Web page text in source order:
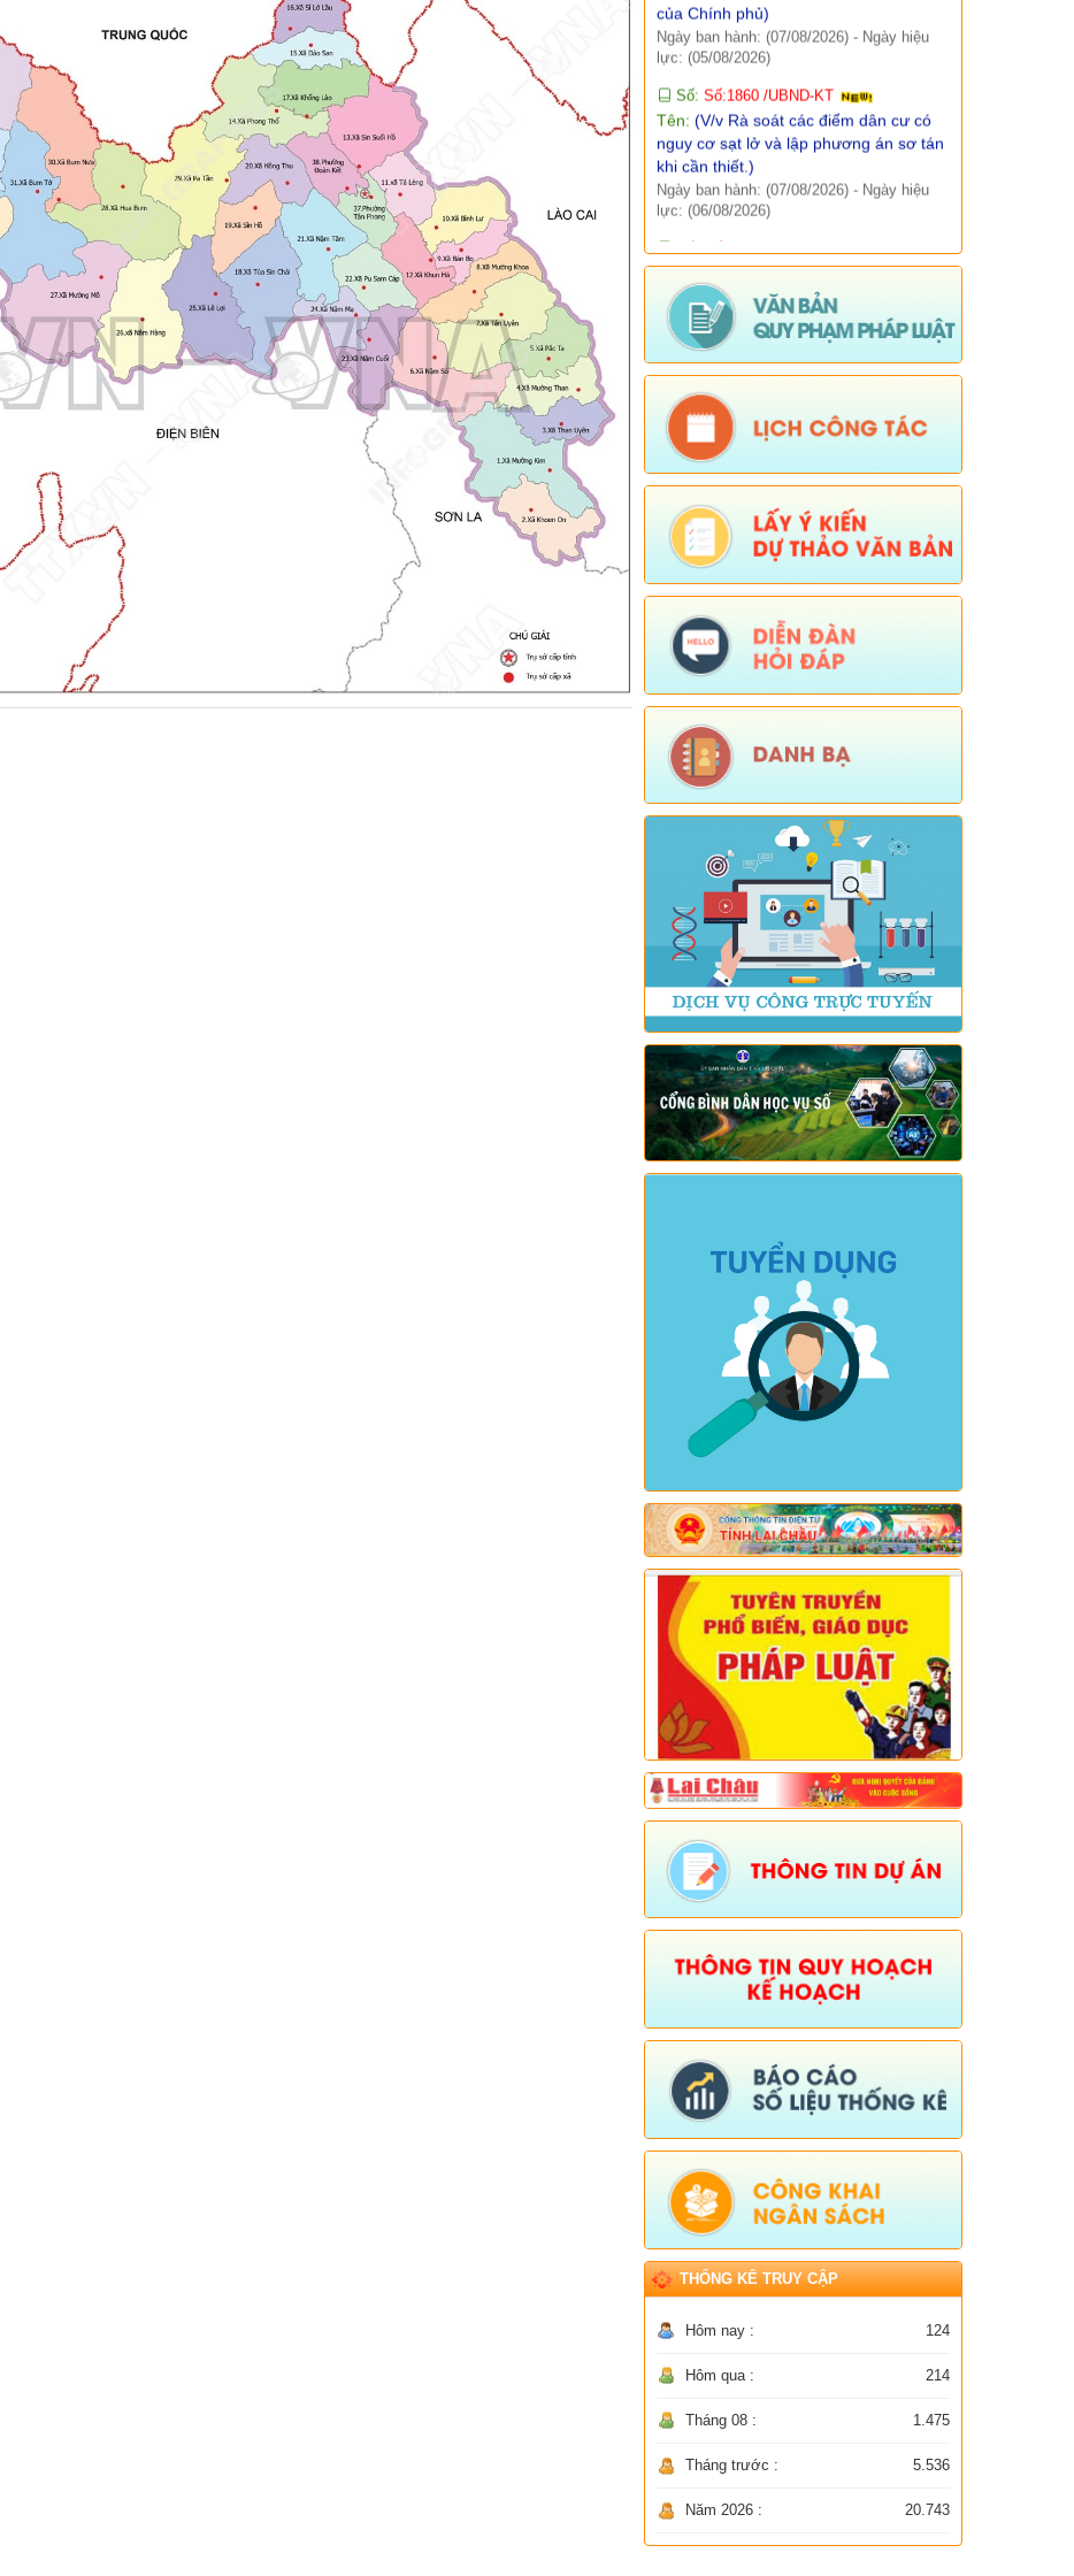
tra Đảng ủy
đảng
Người tốt , việc tốt
Chiến lược, kế hoạch, quy hoạch
Hoạt động của Đảng ủy xã
Hoạt động của HĐND xã
Hoạt động của UBND xã
Chuyển đổi số và bình dân học vụ số
Người tốt - việc tốt
Hoạt động của lãnh đạo
Thông tin Kinh tế
Thể thao
Chương trình công tác, giấy mời
HĐND xã
UBND xã
UBND tỉnh Lai Châu
Lịch tiếp công dân
Đất Đai
Giấy mời
Chứng khoán Báo cáo, số liệu thống kê
Lịch công tác
Kết quả chương trình, đề tài khoa học
lực: (05/08/2026)
Số:Số:1860 /UBND-KT
Tên: (V/v Rà soát các điểm dân cư có
nguy cơ sạt lở và lập phương án sơ tán
khi cần thiết.)
Ngày ban hành: (07/08/2026) -Ngày hiệu
lực: (06/08/2026)
Số:Số: 1851/UBND-VHXH
Tên: (V/v thông tin kết quả rà soát các
tảng số được giao quản lý, vận hành
trên địa bàn xã Sì Lở Lầu)
Ngày ban hành: (06/08/2026) -Ngày hiệu
lực: (05/08/2026)
Số:Số: 511/QĐ-BBT
Tên:(QUYẾT ĐỊNH Về việc ban hành
Quy chế tổ chức và hoạt động của
Trang thông tin điện tử xã Sì Lở Lầu)
Ngày ban hành: (06/08/2026) -Ngày hiệu
lực: (05/08/2026)
Số: Số:1844 /KH-UBND
Tên:(KẾ HOẠCH Truyền thông hưởng
sữa mẹ năm 2026)
Ngày ban hành: (05/08/2026) -
lực: (05/08/2026)
Tên:(V/v rà soát đối tượng để thực hiện
chính sách về đất đai quy định tại Điều
16 và khoản 3 Điều 124 Luật Đất đai)
Ngày ban hành: (05/08/2026)
(Mời dự Hội nghị Báo cáo viên cấp
tỉnh thá)
Ngày ban hành: (05/08/2026)
Số:Số: 1836/UBND-VP
(V/v triển khai thực hiện Nghị định
số 265/2026/NĐ-CP và Nghị định số
266/2026/NĐ-CP của Chính phủ về tiết
kiệm, chống lãng phí.)
Ngày ban hành: (05/08/2026) -Ngày hiệu
lực: (04/08/2026)
Số:Số: 1839/KH-UBND
Tên:(KẾ HOẠCH Công tác phổ biến,
Số: 1721/KH-UBND
(KẾ HOẠCH Tổ chức Hội nghị tổng
kết năm học 2025-2026, triển khai
nhiệm vụ năm học 2026-2027)
Ngày ban hành: (04/08/2026) - Ngày hiệu
lực: (24/07/2026)
THỐNG KÊ TRUY CẬP
Hôm nay : 124
Hôm qua : 214
Tháng 08 : 1.475
Tháng trước : 5.536
Năm 2026 : 20.743